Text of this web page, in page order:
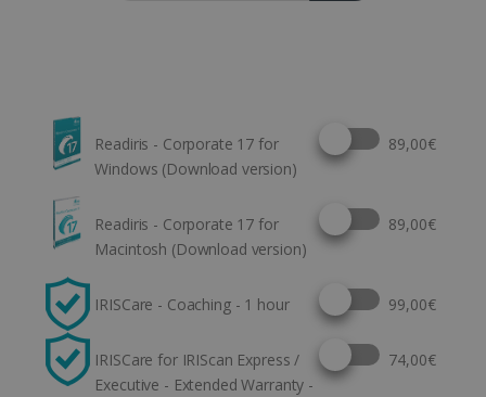
Readiris - Corporate 17 for
Windows (Download version)
Select this option
89,00€
Readiris - Corporate 17 for
Macintosh (Download version)
Select this option
89,00€
IRISCare - Coaching - 1 hour Select this option
99,00€
IRISCare for IRIScan Express /
Executive - Extended Warranty -
Select this option
74,00€